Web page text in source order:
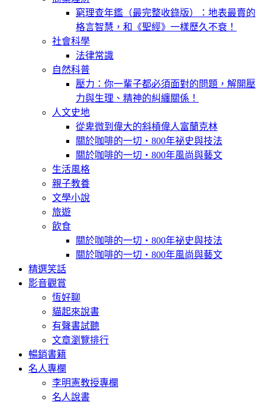
窮理查年鑑（最完整收錄版）：地表最賣的
格言智慧，和《聖經》一樣歷久不衰！
社會科學
法律常識
自然科普
壓力：你一輩子都必須面對的問題，解開壓
力與生理、精神的糾纏關係！
人文史地
從卑微到偉大的斜槓偉人富蘭克林
關於咖啡的一切‧800年祕史與技法
關於咖啡的一切‧800年風尚與藝文
生活風格
親子教養
文學小說
旅遊
飲食
關於咖啡的一切‧800年祕史與技法
關於咖啡的一切‧800年風尚與藝文
精選笑話
影音觀賞
恆好聊
貓起來說書
有聲書試聽
文章瀏覽排行
暢銷書籍
名人專欄
李明憲教授專欄
名人說書